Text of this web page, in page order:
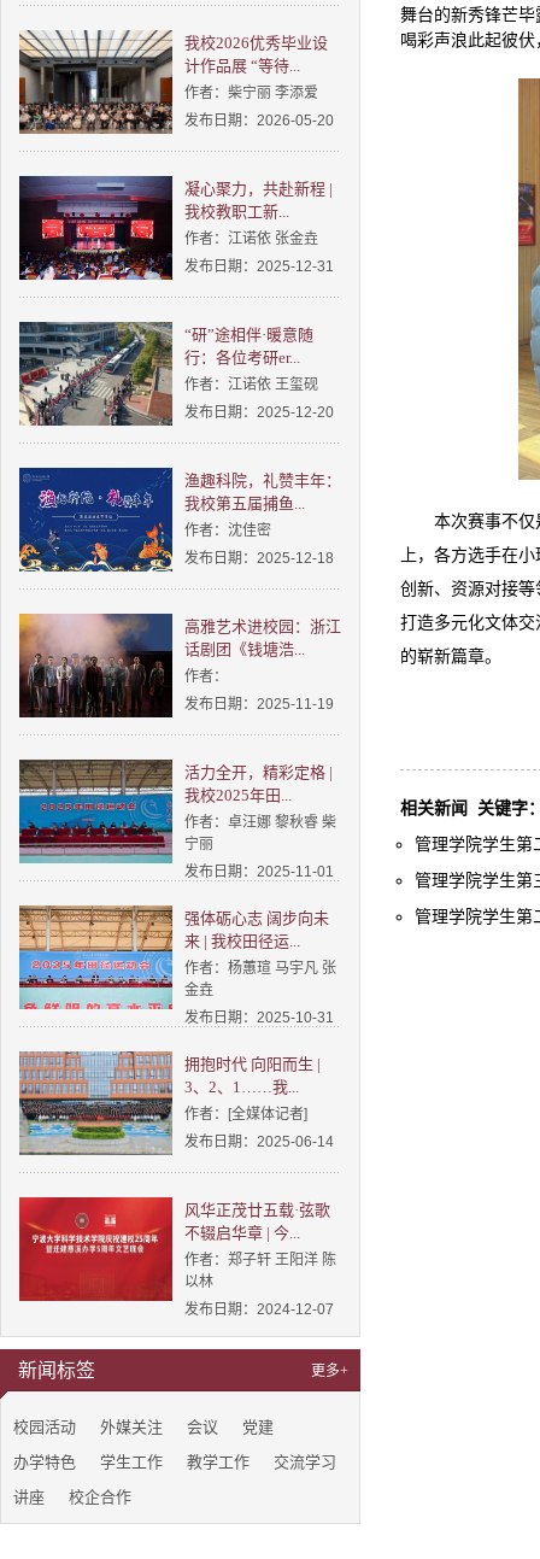
我校2026优秀毕业设
计作品展 “等待...
作者：柴宁丽 李添爱
发布日期：2026-05-20
凝心聚力，共赴新程 |
我校教职工新...
作者：江诺依 张金垚
发布日期：2025-12-31
“研”途相伴·暖意随
行：各位考研er...
作者：江诺依 王玺砚
发布日期：2025-12-20
渔趣科院，礼赞丰年：
我校第五届捕鱼...
作者：沈佳密
发布日期：2025-12-18
高雅艺术进校园：浙江
话剧团《钱塘浩...
作者：
发布日期：2025-11-19
活力全开，精彩定格 |
我校2025年田...
作者：卓汪娜 黎秋睿 柴
宁丽
发布日期：2025-11-01
强体砺心志 阔步向未
来 | 我校田径运...
作者：杨蕙瑄 马宇凡 张
金垚
发布日期：2025-10-31
拥抱时代 向阳而生 |
3、2、1……我...
作者：[全媒体记者]
发布日期：2025-06-14
风华正茂廿五载·弦歌
不辍启华章 | 今...
作者：郑子轩 王阳洋 陈
以林
发布日期：2024-12-07
新闻标签 更多+
校园活动 外媒关注 会议
党建
办学特色
学生工作 教学工作
交流学习
讲座
校企合作
舞台的新秀锋芒
喝彩声浪此起彼
本次赛事不
上，各方选手在
创新、资源对接
打造多元化文体
的崭新篇章。
相关新闻
关键字
管理学院学生第
管理学院学生第
管理学院学生第